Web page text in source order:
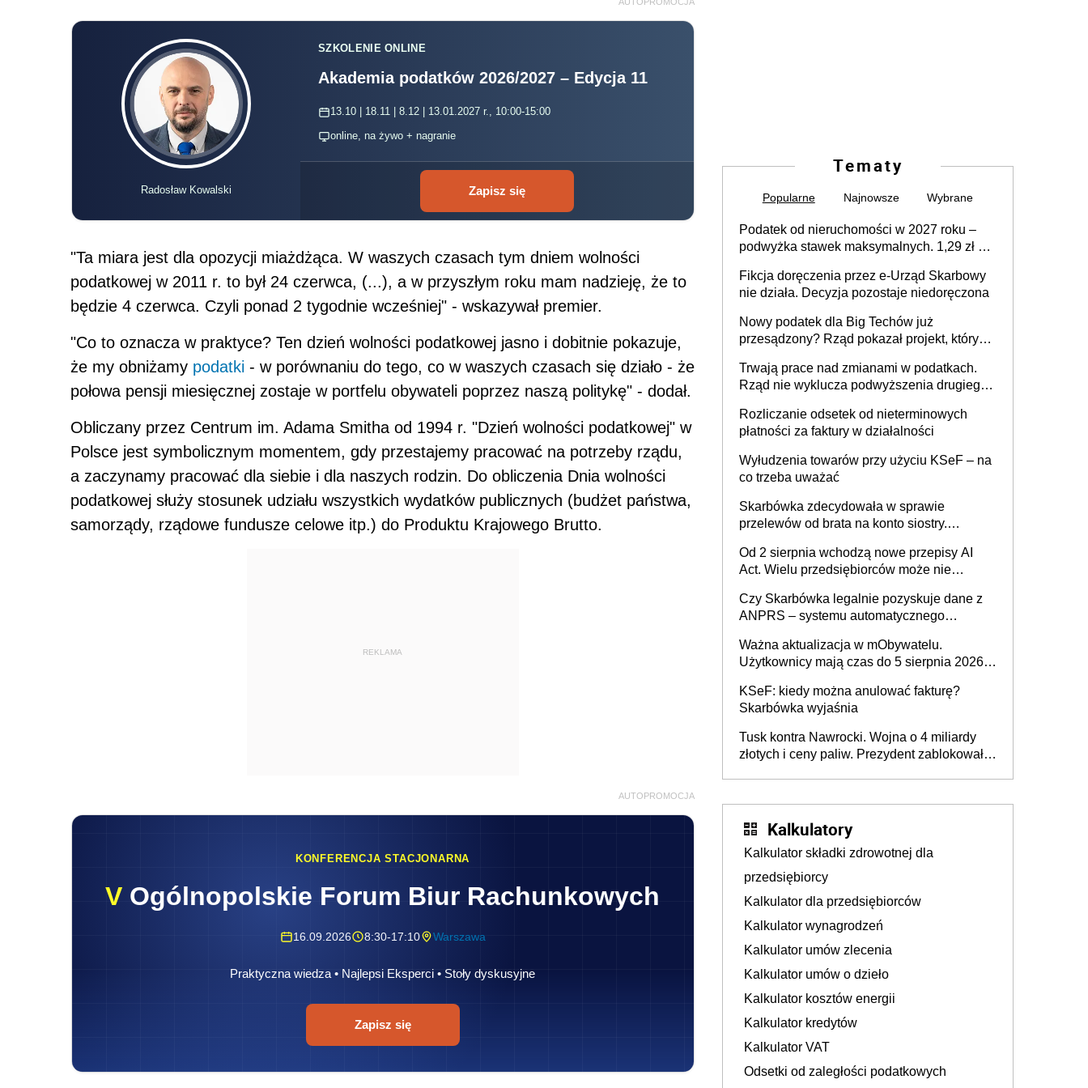
Radosław Kowalski
SZKOLENIE ONLINE
Akademia podatków 2026/2027 – Edycja 11
13.10 | 18.11 | 8.12 | 13.01.2027 r., 10:00-15:00
online, na żywo + nagranie
Zapisz się
"Ta miara jest dla opozycji miażdżąca. W waszych czasach tym dniem wolności
podatkowej w 2011 r. to był 24 czerwca, (...), a w przyszłym roku mam nadzieję, że to
będzie 4 czerwca. Czyli ponad 2 tygodnie wcześniej" - wskazywał premier.
"Co to oznacza w praktyce? Ten dzień wolności podatkowej jasno i dobitnie pokazuje,
że my obniżamy podatki - w porównaniu do tego, co w waszych czasach się działo - że
połowa pensji miesięcznej zostaje w portfelu obywateli poprzez naszą politykę" - dodał.
Obliczany przez Centrum im. Adama Smitha od 1994 r. "Dzień wolności podatkowej" w
Polsce jest symbolicznym momentem, gdy przestajemy pracować na potrzeby rządu,
a zaczynamy pracować dla siebie i dla naszych rodzin. Do obliczenia Dnia wolności
podatkowej służy stosunek udziału wszystkich wydatków publicznych (budżet państwa,
samorządy, rządowe fundusze celowe itp.) do Produktu Krajowego Brutto.
REKLAMA
AUTOPROMOCJA
KONFERENCJA STACJONARNA
V Ogólnopolskie Forum Biur Rachunkowych
16.09.2026 8:30-17:10 Warszawa
Praktyczna wiedza • Najlepsi Eksperci • Stoły dyskusyjne
Zapisz się
Tematy
Popularne Najnowsze Wybrane
Podatek od nieruchomości w 2027 roku –
podwyżka stawek maksymalnych. 1,29 zł za
budynków i lokali związanych z
prowadzeniem działalności gospodarczej
Fikcja doręczenia przez e-Urząd Skarbowy
nie działa. Decyzja pozostaje niedoręczona
Nowy podatek dla Big Techów już
przesądzony? Rząd pokazał projekt, który
Trwają prace nad zmianami w podatkach.
Rząd nie wyklucza podwyższenia drugiego
Rozliczanie odsetek od nieterminowych
płatności za faktury w działalności
Wyłudzenia towarów przy użyciu KSeF – na
co trzeba uważać
Skarbówka zdecydowała w sprawie
przelewów od brata na konto siostry.
darowizna, ale podatku jednak nie będzie
Od 2 sierpnia wchodzą nowe przepisy AI
Act. Wielu przedsiębiorców może nie
Czy Skarbówka legalnie pozyskuje dane z
ANPRS – systemu automatycznego
pojazdów z kamer drogowych?
Ważna aktualizacja w mObywatelu.
Użytkownicy mają czas do 5 sierpnia 2026
KSeF: kiedy można anulować fakturę?
Skarbówka wyjaśnia
Tusk kontra Nawrocki. Wojna o 4 miliardy
złotych i ceny paliw. Prezydent zablokował
kierowców”
Kalkulatory
Kalkulator składki zdrowotnej dla
przedsiębiorcy
Kalkulator dla przedsiębiorców
Kalkulator wynagrodzeń
Kalkulator umów zlecenia
Kalkulator umów o dzieło
Kalkulator kosztów energii
Kalkulator kredytów
Kalkulator VAT
Odsetki od zaległości podatkowych